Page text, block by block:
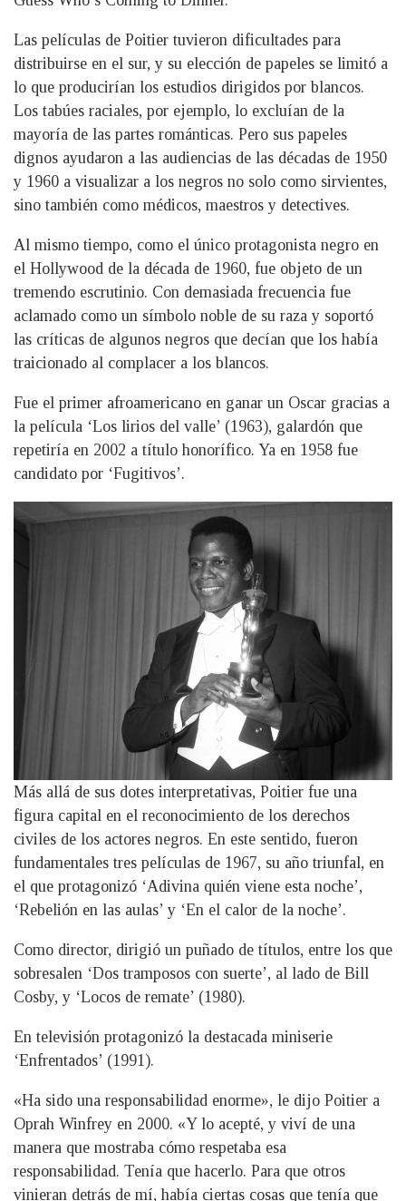
Las películas de Poitier tuvieron dificultades para
distribuirse en el sur, y su elección de papeles se limitó a
lo que producirían los estudios dirigidos por blancos.
Los tabúes raciales, por ejemplo, lo excluían de la
mayoría de las partes románticas. Pero sus papeles
dignos ayudaron a las audiencias de las décadas de 1950
y 1960 a visualizar a los negros no solo como sirvientes,
sino también como médicos, maestros y detectives.
Al mismo tiempo, como el único protagonista negro en
el Hollywood de la década de 1960, fue objeto de un
tremendo escrutinio. Con demasiada frecuencia fue
aclamado como un símbolo noble de su raza y soportó
las críticas de algunos negros que decían que los había
traicionado al complacer a los blancos.
Fue el primer afroamericano en ganar un Oscar gracias a
la película ‘Los lirios del valle’ (1963), galardón que
repetiría en 2002 a título honorífico. Ya en 1958 fue
candidato por ‘Fugitivos’.
Más allá de sus dotes interpretativas, Poitier fue una
figura capital en el reconocimiento de los derechos
civiles de los actores negros. En este sentido, fueron
fundamentales tres películas de 1967, su año triunfal, en
el que protagonizó ‘Adivina quién viene esta noche’,
‘Rebelión en las aulas’ y ‘En el calor de la noche’.
Como director, dirigió un puñado de títulos, entre los que
sobresalen ‘Dos tramposos con suerte’, al lado de Bill
Cosby, y ‘Locos de remate’ (1980).
En televisión protagonizó la destacada miniserie
‘Enfrentados’ (1991).
«Ha sido una responsabilidad enorme», le dijo Poitier a
Oprah Winfrey en 2000. «Y lo acepté, y viví de una
manera que mostraba cómo respetaba esa
responsabilidad. Tenía que hacerlo. Para que otros
vinieran detrás de mí, había ciertas cosas que tenía que